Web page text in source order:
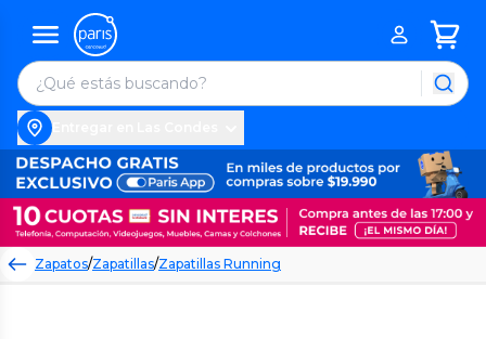
Zapatos/Zapatillas/Zapatillas Running